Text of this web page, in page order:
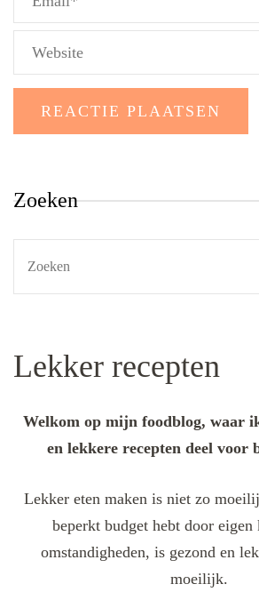
Zoeken
Lekker recepten
Welkom op mijn foodblog, waar
en lekkere recepten deel voor
Lekker eten maken is niet zo
beperkt budget hebt door eigen
omstandigheden, is gezond en
moeilijk.